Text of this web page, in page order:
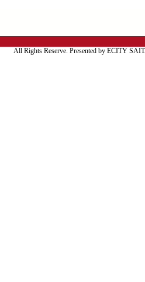
All Rights Reserve. Presented by ECITY